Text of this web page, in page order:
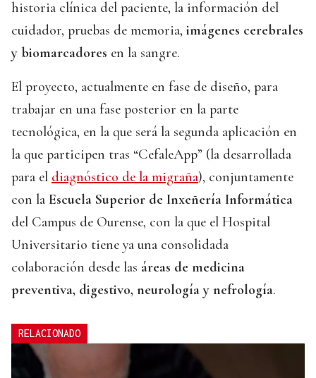
historia clínica del paciente, la información del
cuidador, pruebas de memoria, imágenes cerebrales
y biomarcadores en la sangre.
El proyecto, actualmente en fase de diseño, para
trabajar en una fase posterior en la parte
tecnológica, en la que será la segunda aplicación en
la que participen tras “CefaleApp” (la desarrollada
para el diagnóstico de la migraña), conjuntamente
con la Escuela Superior de Inxeñería Informática
del Campus de Ourense, con la que el Hospital
Universitario tiene ya una consolidada
colaboración desde las áreas de medicina
preventiva, digestivo, neurología y nefrología.
RELACIONADO